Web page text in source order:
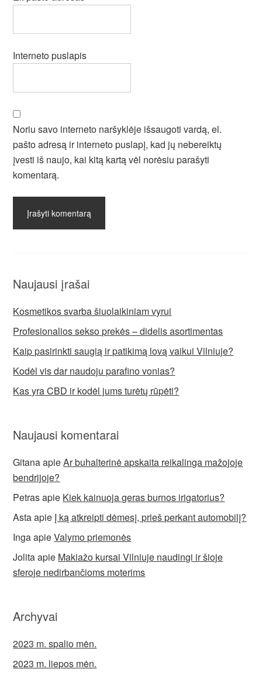
Interneto puslapis
Noriu savo interneto naršyklėje išsaugoti vardą, el.
pašto adresą ir interneto puslapį, kad jų nebereiktų
įvesti iš naujo, kai kitą kartą vėl norėsiu parašyti
komentarą.
Naujausi įrašai
Kosmetikos svarba šiuolaikiniam vyrui
Profesionalios sekso prekės – didelis asortimentas
Kaip pasirinkti saugią ir patikimą lovą vaikui Vilniuje?
Kodėl vis dar naudoju parafino vonias?
Kas yra CBD ir kodėl jums turėtų rūpėti?
Naujausi komentarai
GitanaapieAr buhalterinė apskaita reikalinga mažojoje
bendrijoje?
Petrasapie Kiek kainuoja geras burnos irigatorius?
Astaapie Į ką atkreipti dėmesį, prieš perkant automobilį?
IngaapieValymo priemonės
Jolitaapie Makiažo kursai Vilniuje naudingi ir šioje
sferoje nedirbančioms moterims
Archyvai
2023 m. spalio mėn.
2023 m. liepos mėn.